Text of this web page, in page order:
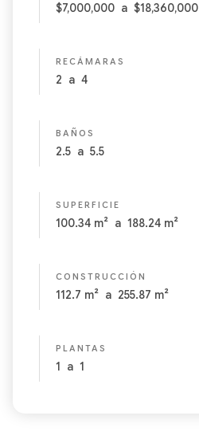
$7,000,000 a $18,360,000
RECÁMARAS
2 a 4
BAÑOS
2.5 a 5.5
SUPERFICIE
100.34 m² a 188.24 m²
CONSTRUCCIÓN
112.7 m² a 255.87 m²
PLANTAS
1 a 1